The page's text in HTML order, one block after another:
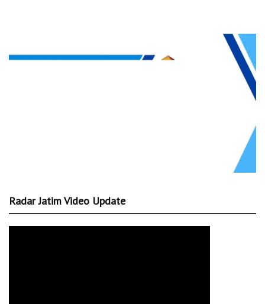
Radar Jatim Video Update